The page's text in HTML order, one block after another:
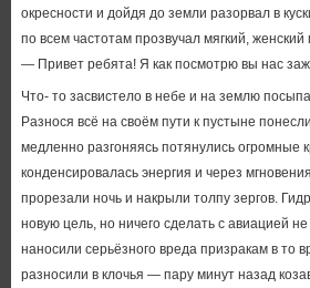
окресности и дойдя до земли разорвал в
по всем частотам прозвучал мягкий, женский
— Привет ребята! Я как посмотрю вы нас
Что- то засвистело в небе и на землю
Разнося всё на своём пути к пустыне
медленно разгоняясь потянулись огромные
конденсировалась энергия и через
прорезали ночь и накрыли толпу зергов.
новую цель, но ничего сделать с авиацией
наносили серьёзного вреда призракам в то
разносили в клочья — пару минут назад